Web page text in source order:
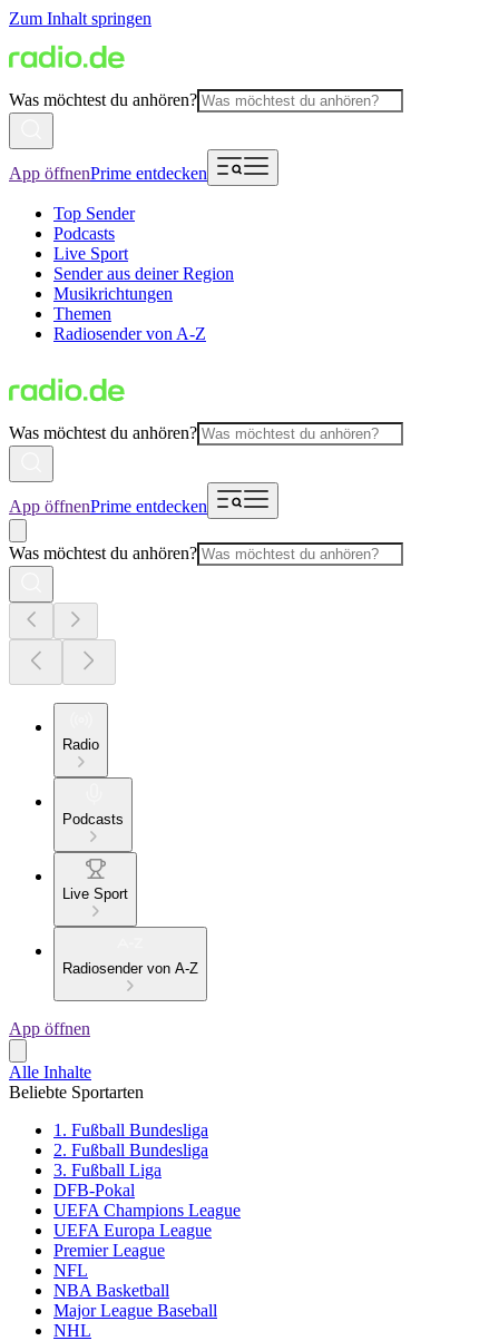
Zum Inhalt springen
Was möchtest du anhören?
App öffnenPrime entdecken
Top Sender
Podcasts
Live Sport
Sender aus deiner Region
Musikrichtungen
Themen
Radiosender von A-Z
Was möchtest du anhören?
App öffnenPrime entdecken
Was möchtest du anhören?
Radio
Podcasts
Live Sport
Radiosender von A-Z
App öffnen
Alle Inhalte
Beliebte Sportarten
1. Fußball Bundesliga
2. Fußball Bundesliga
3. Fußball Liga
DFB-Pokal
UEFA Champions League
UEFA Europa League
Premier League
NFL
NBA Basketball
Major League Baseball
NHL